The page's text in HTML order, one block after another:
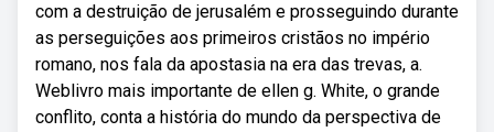
com a destruição de jerusalém e prosseguindo durante
as perseguições aos primeiros cristãos no império
romano, nos fala da apostasia na era das trevas, a.
Weblivro mais importante de ellen g. White, o grande
conflito, conta a história do mundo da perspectiva de